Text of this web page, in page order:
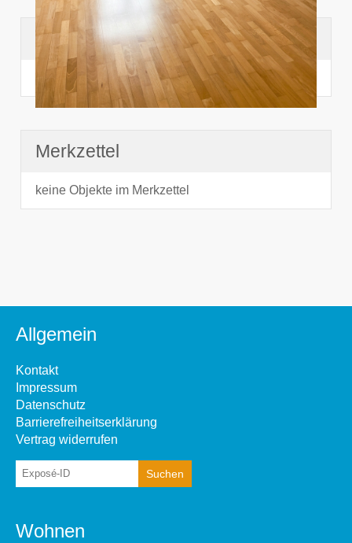
Suchhistorie
noch nichts angesehen
Merkzettel
keine Objekte im Merkzettel
Allgemein
Kontakt
Impressum
Datenschutz
Barrierefreiheitserklärung
Vertrag widerrufen
Wohnen